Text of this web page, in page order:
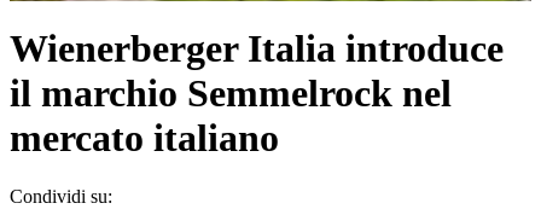
Wienerberger Italia introduce
il marchio Semmelrock nel
mercato italiano
Condividi su: